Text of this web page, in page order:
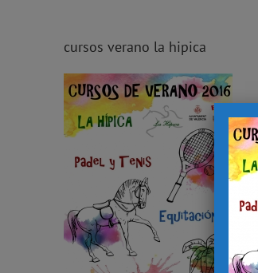
cursos verano la hipica